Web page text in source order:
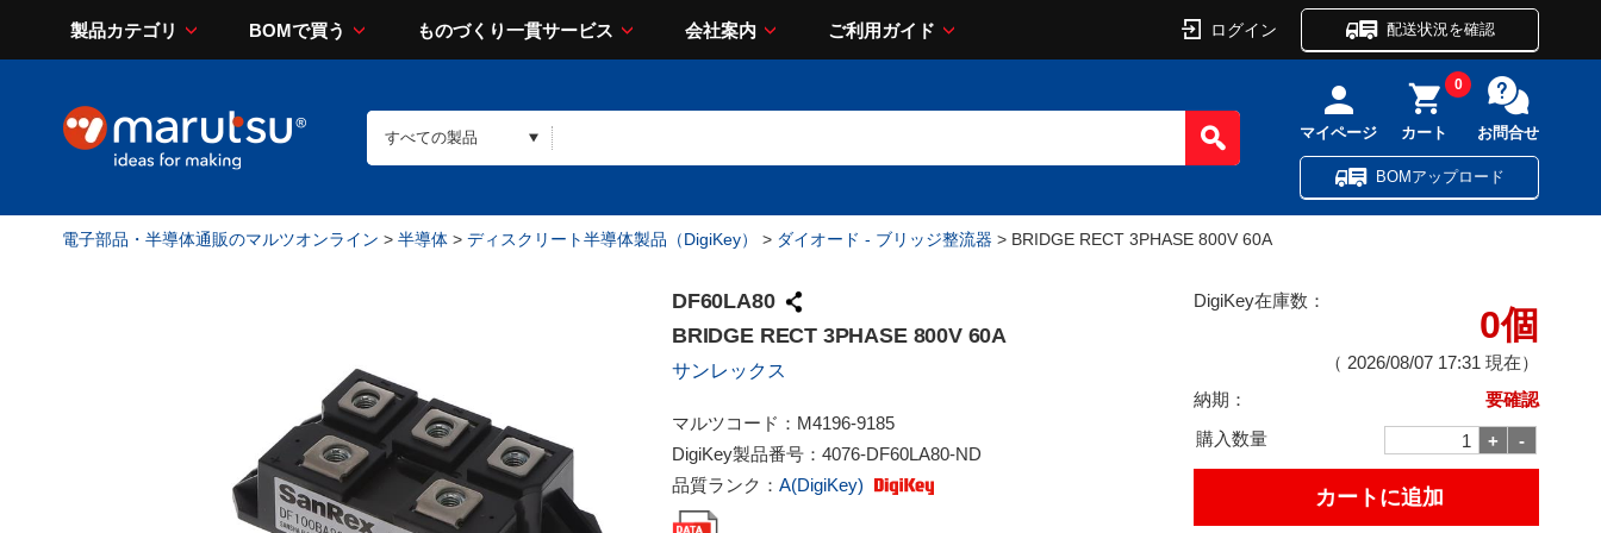
製品カテゴリ BOMで買う ものづくり一貫サービス 会社案内 ご利用ガイド ログイン 配送状況を確認
マイページ カート
0
お問合せ
BOMアップロード
電子部品・半導体通販のマルツオンライン > 半導体 > ディスクリート半導体製品（DigiKey） > ダイオード - ブリッジ整流器 > BRIDGE RECT 3PHASE 800V 60A
DF60LA80
BRIDGE RECT 3PHASE 800V 60A
サンレックス
マルツコード： M4196-9185
DigiKey製品番号： 4076-DF60LA80-ND
品質ランク： A(DigiKey)
DigiKey在庫数：
0個
（ 2026/08/07 17:31 現在）
納期：
要確認
購入数量